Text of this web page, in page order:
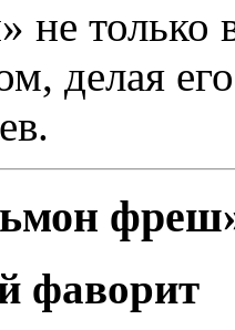
не только
делая
фаворит